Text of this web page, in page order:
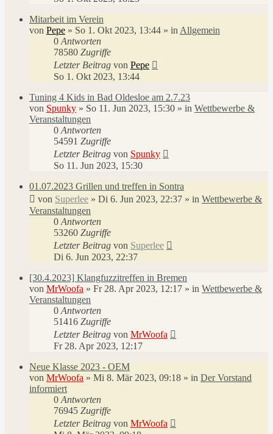
Mitarbeit im Verein
von Pepe » So 1. Okt 2023, 13:44 » in Allgemein
0 Antworten
78580 Zugriffe
Letzter Beitrag von Pepe
So 1. Okt 2023, 13:44
Tuning 4 Kids in Bad Oldesloe am 2.7.23
von Spunky » So 11. Jun 2023, 15:30 » in Wettbewerbe &
Veranstaltungen
0 Antworten
54591 Zugriffe
Letzter Beitrag von Spunky
So 11. Jun 2023, 15:30
01.07.2023 Grillen und treffen in Sontra
von Superlee » Di 6. Jun 2023, 22:37 » in Wettbewerbe &
Veranstaltungen
0 Antworten
53260 Zugriffe
Letzter Beitrag von Superlee
Di 6. Jun 2023, 22:37
[30.4.2023] Klangfuzzitreffen in Bremen
von MrWoofa » Fr 28. Apr 2023, 12:17 » in Wettbewerbe &
Veranstaltungen
0 Antworten
51416 Zugriffe
Letzter Beitrag von MrWoofa
Fr 28. Apr 2023, 12:17
Neue Klasse 2023 - OEM
von MrWoofa » Mi 8. Mär 2023, 09:18 » in Der Vorstand
informiert
0 Antworten
76945 Zugriffe
Letzter Beitrag von MrWoofa